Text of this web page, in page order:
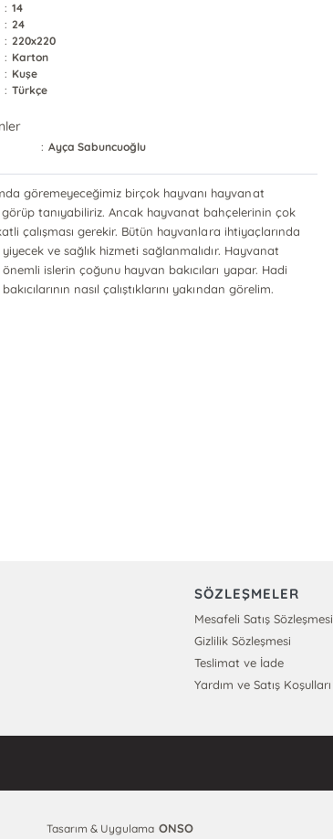
: 14
: 24
: 220x220
: Karton
: Kuşe
: Türkçe
: Ayça Sabuncuoğlu
göremeyeceğimiz birçok hayvanı hayvanat
tanıyabiliriz. Ancak hayvanat bahçelerinin çok
çalışması gerekir. Bütün hayvanlara ihtiyaçlarında
ve sağlık hizmeti sağlanmalıdır. Hayvanat
islerin çoğunu hayvan bakıcıları yapar. Hadi
nasıl çalıştıklarını yakından görelim.
SÖZLEŞMELER
Mesafeli Satış Sözleşmesi
Gizlilik Sözleşmesi
Teslimat ve İade
Yardım ve Satış Koşulları
Tasarım & Uygulama ONSO